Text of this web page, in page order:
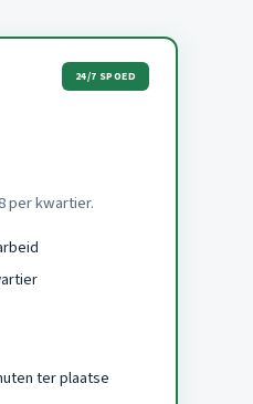
24/7 SPOED
per kwartier.
ter plaatse